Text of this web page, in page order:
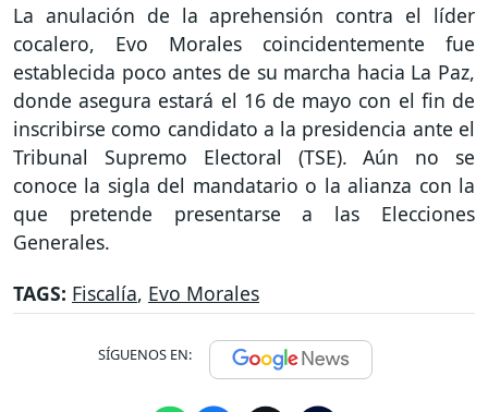
La anulación de la aprehensión contra el líder
cocalero, Evo Morales coincidentemente fue
establecida poco antes de su marcha hacia La Paz,
donde asegura estará el 16 de mayo con el fin de
inscribirse como candidato a la presidencia ante el
Tribunal Supremo Electoral (TSE). Aún no se
conoce la sigla del mandatario o la alianza con la
que pretende presentarse a las Elecciones
Generales.
TAGS: Fiscalía, Evo Morales
SÍGUENOS EN: